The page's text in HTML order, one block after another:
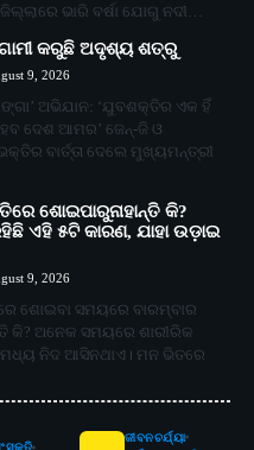
ଭାରି ବର୍ଷା ଯୋଗୁ ନଦୀ…
କରୁଛି ଅଦୃଶ୍ୟ ଶତ୍ରୁ
9, 2026
ଅଭିଯାନ: ‘ଯୁବଶକ୍ତିର ଏକ ହିଁ
ଦେଶ ଆମର’ ଜେନ୍‌-ଜି ଓ
ବାର୍ତ୍ତା ଦେଲେ ମୁଖ୍ୟମନ୍ତ୍ରୀ
ଶୋଇପାରୁନାହାନ୍ତି କି?
ଏହି ୫ଟି କାରଣ, ଯାହା ଉଡ଼ାଇ
9, 2026
ଶୋଇବା ସମୟରେ ବାରମ୍ବାର
କି? ଅନେକ ସମୟରେ ଶାରୀରିକ
ନିଦ ଆସିନଥାଏ। ମନ ଭିତରେ
ଜୀବନଚର୍ଯ୍ୟା